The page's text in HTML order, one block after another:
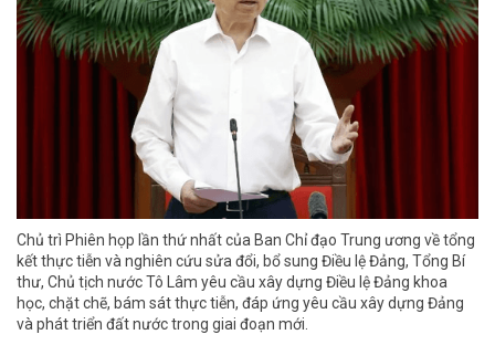
Chủ trì Phiên họp lần thứ nhất của Ban Chỉ đạo Trung ương về tổng
kết thực tiễn và nghiên cứu sửa đổi, bổ sung Điều lệ Đảng, Tổng Bí
thư, Chủ tịch nước Tô Lâm yêu cầu xây dựng Điều lệ Đảng khoa
học, chặt chẽ, bám sát thực tiễn, đáp ứng yêu cầu xây dựng Đảng
và phát triển đất nước trong giai đoạn mới.